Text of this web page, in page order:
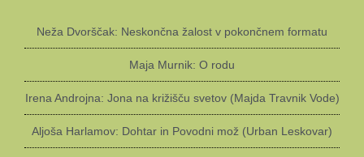
Neža Dvorščak: Neskončna žalost v pokončnem formatu
Maja Murnik: O rodu
Irena Androjna: Jona na križišču svetov (Majda Travnik Vode)
Aljoša Harlamov: Dohtar in Povodni mož (Urban Leskovar)